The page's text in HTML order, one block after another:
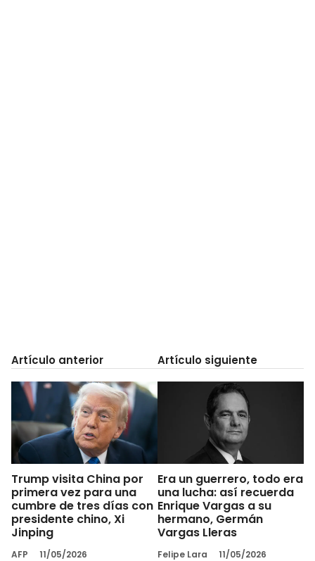
Artículo anterior
Trump visita China por
primera vez para una
cumbre de tres días con
presidente chino, Xi
Jinping
AFP 11/05/2026
Artículo siguiente
Era un guerrero, todo era
una lucha: así recuerda
Enrique Vargas a su
hermano, Germán
Vargas Lleras
Felipe Lara 11/05/2026